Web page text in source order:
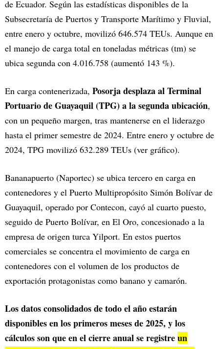
de Ecuador. Según las estadísticas disponibles de la
Subsecretaría de Puertos y Transporte Marítimo y Fluvial,
entre enero y octubre, movilizó 646.574 TEUs. Aunque en
el manejo de carga total en toneladas métricas (tm) se
ubica segunda con 4.016.758 (aumentó 143 %).
En carga contenerizada, Posorja desplaza al Terminal
Portuario de Guayaquil (TPG) a la segunda ubicación,
con un pequeño margen, tras mantenerse en el liderazgo
hasta el primer semestre de 2024. Entre enero y octubre de
2024, TPG movilizó 632.289 TEUs (ver gráfico).
Bananapuerto (Naportec) se ubica tercero en carga en
contenedores y el Puerto Multipropósito Simón Bolívar de
Guayaquil, operado por Contecon, cayó al cuarto puesto,
seguido de Puerto Bolívar, en El Oro, concesionado a la
empresa de origen turca Yilport. En estos puertos
comerciales se concentra el movimiento de carga en
contenedores con el volumen de los productos de
exportación protagonistas como banano y camarón.
Los datos consolidados de todo el año estarán
disponibles en los primeros meses de 2025, y los
cálculos son que en el cierre anual se registreun